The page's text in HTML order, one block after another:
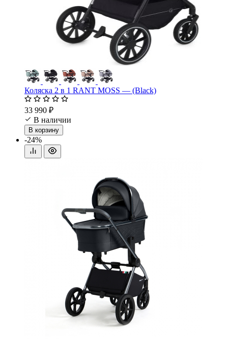
Коляска 2 в 1 RANT MOSS — (Black)
33 990 ₽
В наличии
В корзину
-24%